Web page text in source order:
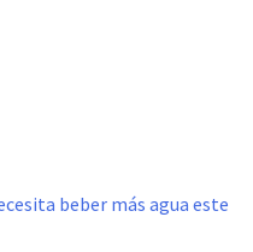
beber más agua este